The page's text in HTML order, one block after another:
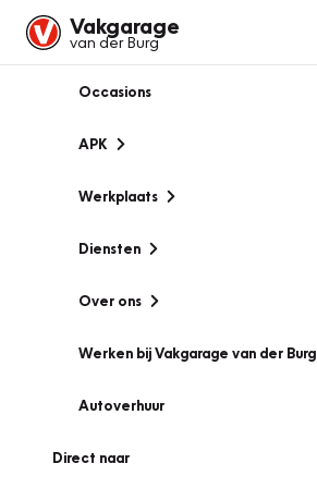
Vakgarage
van der Burg
Occasions
APK
Werkplaats
Diensten
Over ons
Werken bij Vakgarage van der Burg
Autoverhuur
Direct naar